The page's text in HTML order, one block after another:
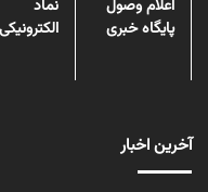
اعلام وصول
پایگاه خبری
نماد
الکترونیکی
آخرین اخبار